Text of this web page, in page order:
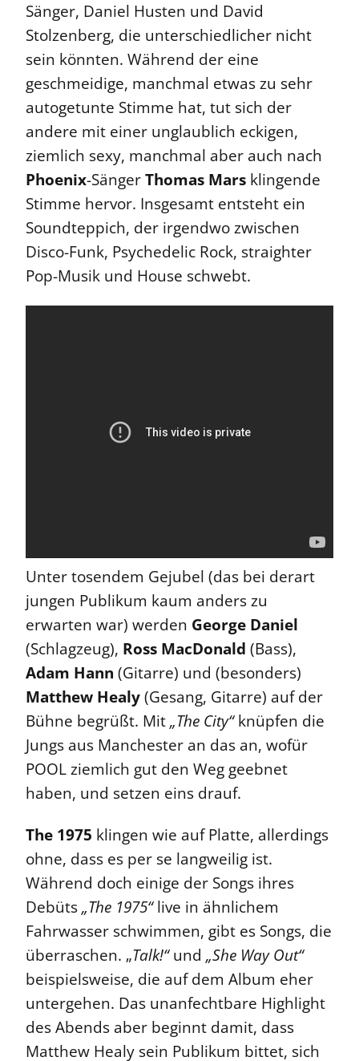
Sänger, Daniel Husten und David
Stolzenberg, die unterschiedlicher nicht
sein könnten. Während der eine
geschmeidige, manchmal etwas zu sehr
autogetunte Stimme hat, tut sich der
andere mit einer unglaublich eckigen,
ziemlich sexy, manchmal aber auch nach
Phoenix-SängerThomas Mars klingende
Stimme hervor. Insgesamt entsteht ein
Soundteppich, der irgendwo zwischen
Disco-Funk, Psychedelic Rock, straighter
Pop-Musik und House schwebt.
Unter tosendem Gejubel (das bei derart
jungen Publikum kaum anders zu
erwarten war) werden George Daniel
(Schlagzeug), Ross MacDonald (Bass),
Adam Hann (Gitarre) und (besonders)
Matthew Healy(Gesang, Gitarre) auf der
Bühne begrüßt. Mit„The City“knüpfen die
Jungs aus Manchester an das an, wofür
POOL ziemlich gut den Weg geebnet
haben, und setzen eins drauf.
The 1975 klingen wie auf Platte, allerdings
ohne, dass es per se langweilig ist.
Während doch einige der Songs ihres
Debüts„The 1975“live in ähnlichem
Fahrwasser schwimmen, gibt es Songs, die
überraschen. „Talk!“und „She Way Out“
beispielsweise, die auf dem Album eher
untergehen. Das unanfechtbare Highlight
des Abends aber beginnt damit, dass
Matthew Healy sein Publikum bittet, sich